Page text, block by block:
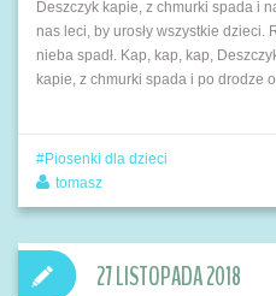
Deszczyk kapie, z chmurki spada i
nas leci, by urosły wszystkie dzieci.
nieba spadł. Kap, kap, kap,
kapie, z chmurki spada i po drodze
Piosenki dla dzieci
tomasz
27 LISTOPADA 2018